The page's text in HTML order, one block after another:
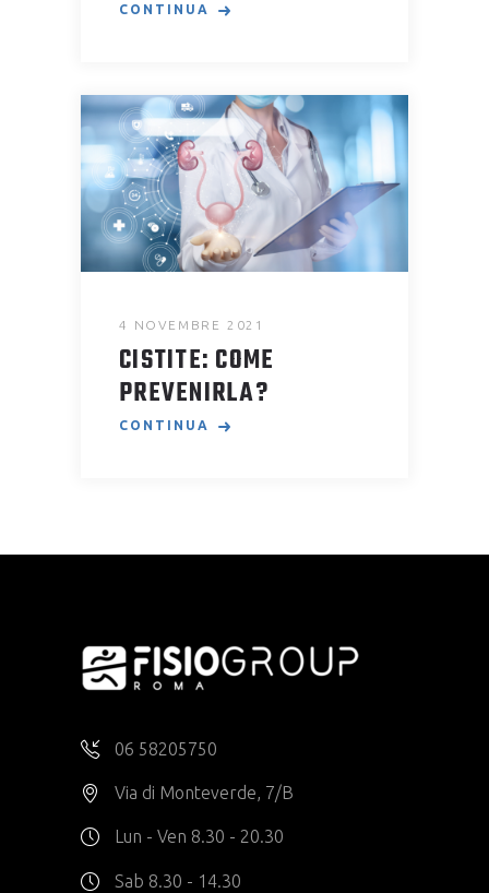
CONTINUA
4 NOVEMBRE 2021
CISTITE: COME
PREVENIRLA?
CONTINUA
06 58205750
Via di Monteverde, 7/B
Lun - Ven 8.30 - 20.30
Sab 8.30 - 14.30